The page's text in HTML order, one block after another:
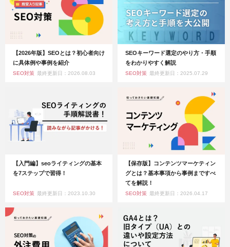
【2026年版】SEOとは？初心者向け
に具体例や事例を紹介
SEO対策 最終更新日：2026.08.03
SEOキーワード選定のやり方・手順
をわかりやすく解説
SEO対策 最終更新日：2025.07.29
【入門編】seoライティングの基本
を7ステップで習得！
SEO対策 最終更新日：2023.10.30
【保存版】コンテンツマーケティン
グとは？基本事項から事例まですべ
てを解説！
SEO対策 最終更新日：2026.04.17